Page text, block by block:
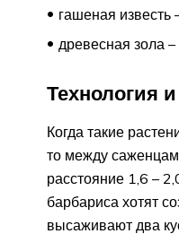
гашеная известь
древесная зола –
Технология
Когда такие
то между
расстояние 1,6 –
барбариса хотят
высаживают два